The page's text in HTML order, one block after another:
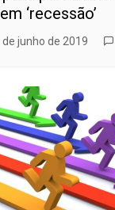
‘recessão’
de junho de 2019